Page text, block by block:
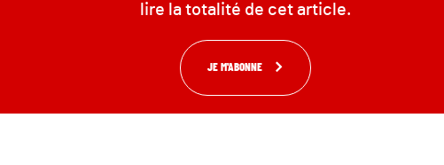
lire la totalité de cet article.
JE M'ABONNE